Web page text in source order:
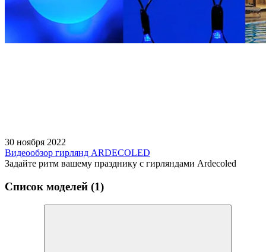
30 ноября 2022
Видеообзор гирлянд ARDECOLED
Задайте ритм вашему празднику с гирляндами Ardecoled
Список моделей (1)